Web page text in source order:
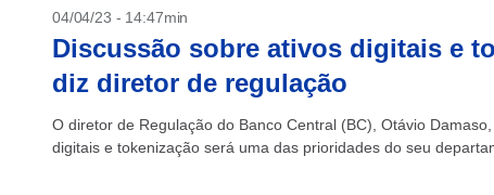
04/04/23 - 14:47min
Discussão sobre ativos digitais e
diz diretor de regulação
O diretor de Regulação do Banco Central (BC), Otávio
digitais e tokenização será uma das prioridades do seu